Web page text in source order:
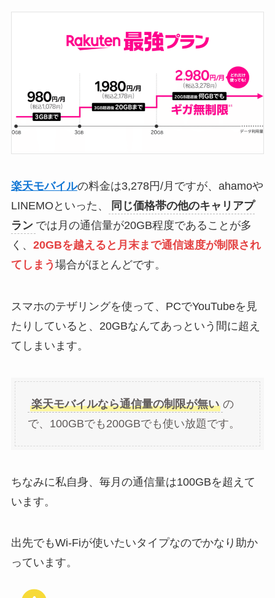
楽天モバイルの料金は3,278円/月ですが、ahamoや
LINEMOといった、
同じ価格帯の他のキャリアプ
ラン では月の通信量が20GB程度であることが多
く、 20GBを越えると月末まで通信速度が制限され
てしまう 場合がほとんどです。
スマホのテザリングを使って、PCでYouTubeを見
たりしていると、20GBなんてあっという間に超え
てしまいます。
楽天モバイルなら通信量の制限が無い の
で、100GBでも200GBでも使い放題です。
ちなみに私自身、毎月の通信量は100GBを超えて
います。
出先でもWi-Fiが使いたいタイプなのでかなり助か
っています。